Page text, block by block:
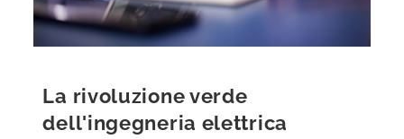
La rivoluzione verde
dell'ingegneria elettrica